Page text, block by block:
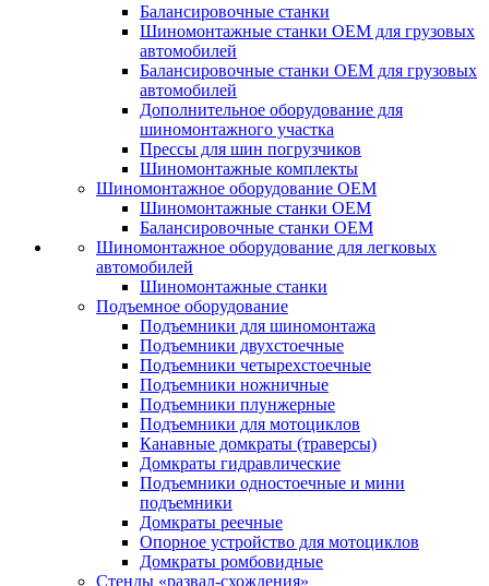
Балансировочные станки
Шиномонтажные станки ОЕМ для грузовых
автомобилей
Балансировочные станки ОЕМ для грузовых
автомобилей
Дополнительное оборудование для
шиномонтажного участка
Прессы для шин погрузчиков
Шиномонтажные комплекты
Шиномонтажное оборудование ОЕМ
Шиномонтажные станки ОЕМ
Балансировочные станки ОЕМ
Шиномонтажное оборудование для легковых
автомобилей
Шиномонтажные станки
Подъемное оборудование
Подъемники для шиномонтажа
Подъемники двухстоечные
Подъемники четырехстоечные
Подъемники ножничные
Подъемники плунжерные
Подъемники для мотоциклов
Канавные домкраты (траверсы)
Домкраты гидравлические
Подъемники одностоечные и мини
подъемники
Домкраты реечные
Опорное устройство для мотоциклов
Домкраты ромбовидные
Стенды «развал-схождения»